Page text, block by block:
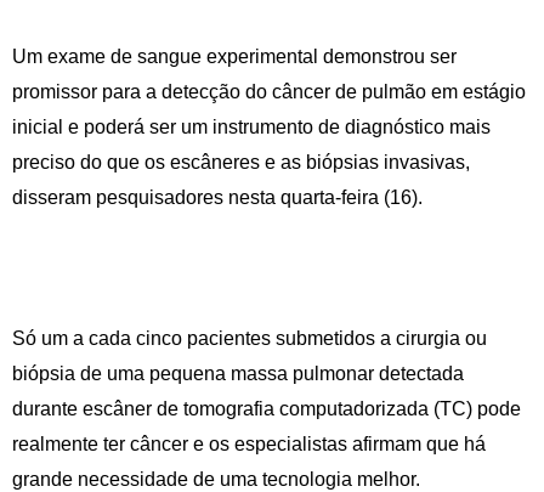
Um exame de sangue experimental demonstrou ser
promissor para a detecção do câncer de pulmão em estágio
inicial e poderá ser um instrumento de diagnóstico mais
preciso do que os escâneres e as biópsias invasivas,
disseram pesquisadores nesta quarta-feira (16).
Só um a cada cinco pacientes submetidos a cirurgia ou
biópsia de uma pequena massa pulmonar detectada
durante escâner de tomografia computadorizada (TC) pode
realmente ter câncer e os especialistas afirmam que há
grande necessidade de uma tecnologia melhor.